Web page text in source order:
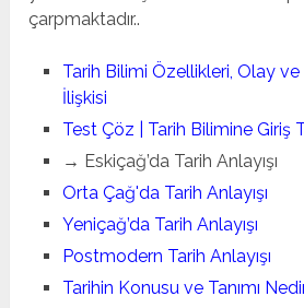
çarpmaktadır..
Tarih Bilimi Özellikleri, Olay ve
İlişkisi
Test Çöz | Tarih Bilimine Giriş
→ Eskiçağ’da Tarih Anlayışı
Orta Çağ'da Tarih Anlayışı
Yeniçağ’da Tarih Anlayışı
Postmodern Tarih Anlayışı
Tarihin Konusu ve Tanımı